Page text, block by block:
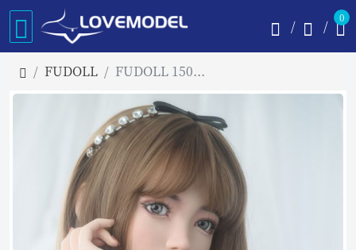
0
FUDOLL FUDOLL 150cm Bカップ #26ヘッド 掲載画像フルシリコン製 眉毛と睫毛植毛加工あり 等身大リアルラブドール